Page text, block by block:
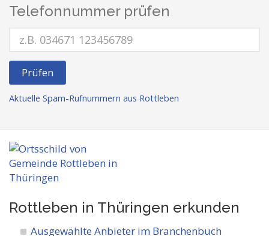
Telefonnummer prüfen
Prüfen
Aktuelle Spam-Rufnummern aus Rottleben
Rottleben in Thüringen erkunden
Ausgewählte Anbieter im Branchenbuch